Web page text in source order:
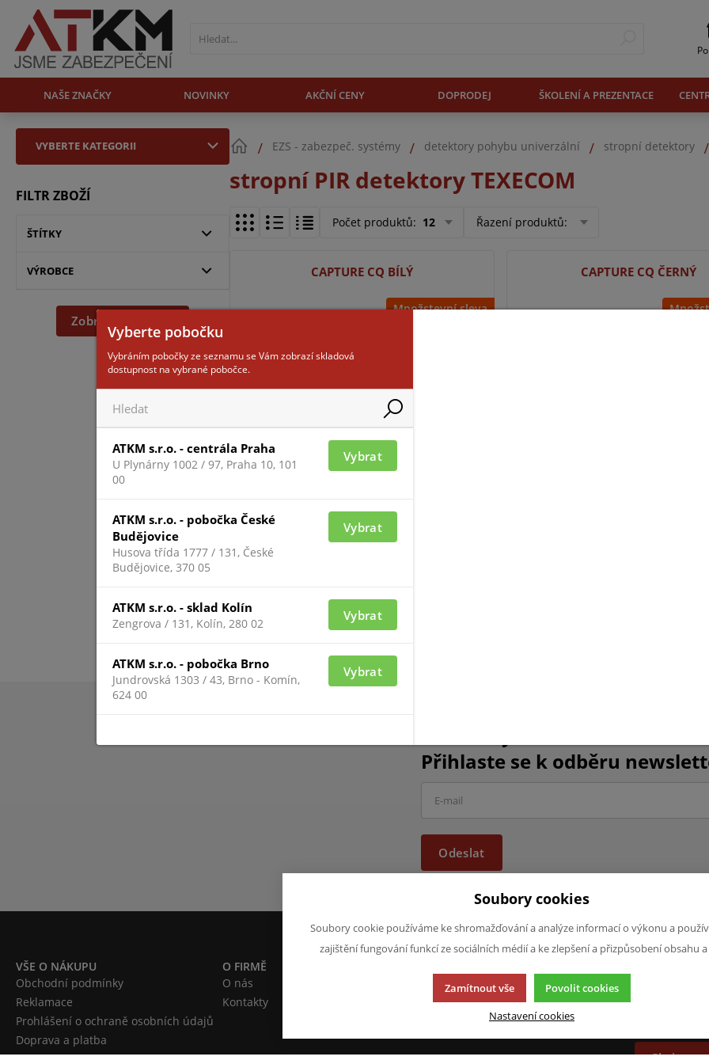
NAŠE ZNAČKY NOVINKY AKČNÍ CENY DOPRODEJ ŠKOLENÍ A PREZENTACE
VYBERTE KATEGORII
FILTR ZBOŽÍ
ŠTÍTKY
VÝROBCE
Zobrazit dle filtru
EZS - zabezpeč. systémy detektory pohybu univerzální stropní detektory
stropní PIR detektory TEXECOM
Počet produktů: 12 Řazení produktů:
Množstevní sleva
CAPTURE CQ BÍLÝ
Pro zobrazení informací je nutné být
přihlášený
CAPTURE CQ ČERNÝ
Přihlaste se k odběru
Odeslat
VŠE O NÁKUPU
Obchodní podmínky
Reklamace
Prohlášení o ochraně osobních údajů
Doprava a platba
O FIRMĚ
O nás
Kontakty
CS
Chci
Soubory cookies
Soubory cookie používáme ke shromažďování a analýze informací o výkonu a
zajištění fungování funkcí ze sociálních médií a ke zlepšení a přizpůsobení obsahu
Zamítnout vše Povolit cookies
Nastavení cookies
Vyberte pobočku
Vybráním pobočky ze seznamu se Vám zobrazí skladová
dostupnost na vybrané pobočce.
ATKM s.r.o. - centrála Praha
U Plynárny 1002 / 97, Praha 10, 101
00
Vybrat
ATKM s.r.o. - pobočka České
Budějovice
Husova třída 1777 / 131, České
Budějovice, 370 05
Vybrat
ATKM s.r.o. - sklad Kolín
Zengrova / 131, Kolín, 280 02
Vybrat
ATKM s.r.o. - pobočka Brno
Jundrovská 1303 / 43, Brno - Komín,
624 00
Vybrat